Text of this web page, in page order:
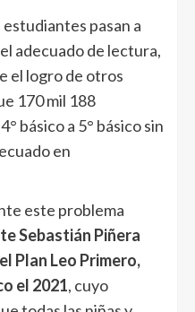
pasan a
adecuado de lectura,
el logro de otros
170 mil 188
básico a 5° básico sin
en
este problema
Sebastián Piñera
Plan Leo Primero,
el 2021, cuyo